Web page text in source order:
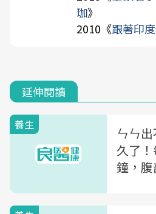
珈》
2010《跟著印
延伸閱讀
養生
ㄣㄣ
久了
鐘，